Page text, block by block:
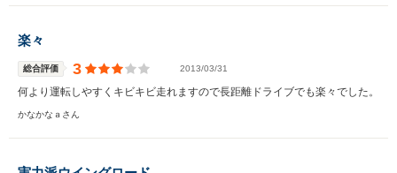
楽々
総合評価 3 2013/03/31
何より運転しやすくキビキビ走れますので長距離ドライブでも楽々でした。
かなかなａさん